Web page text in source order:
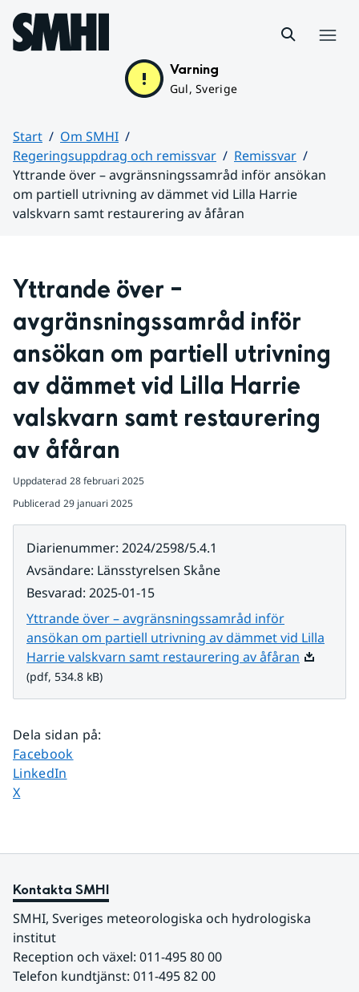
Hoppa till sidans innehåll
Varning
Gul, Sverige
Start
Om SMHI
Regeringsuppdrag och remissvar
Remissvar
Yttrande över – avgränsningssamråd inför ansökan
om partiell utrivning av dämmet vid Lilla Harrie
valskvarn samt restaurering av åfåran
Yttrande över –
avgränsningssamråd inför
ansökan om partiell utrivning
av dämmet vid Lilla Harrie
valskvarn samt restaurering
av åfåran
Uppdaterad 28 februari 2025
Publicerad 29 januari 2025
Diarienummer: 2024/2598/5.4.1
Avsändare: Länsstyrelsen Skåne
Besvarad: 2025-01-15
Yttrande över – avgränsningssamråd inför
ansökan om partiell utrivning av dämmet vid Lilla
Harrie valskvarn samt restaurering av åfåran Pdf,
(pdf, 534.8 kB)
Dela sidan på:
Dela sidan på
Facebook
Dela sidan på
LinkedIn
Dela sidan på
X
Kontakta SMHI
SMHI, Sveriges meteorologiska och hydrologiska
institut
Reception och växel: 011-495 80 00
Telefon kundtjänst: 011-495 82 00